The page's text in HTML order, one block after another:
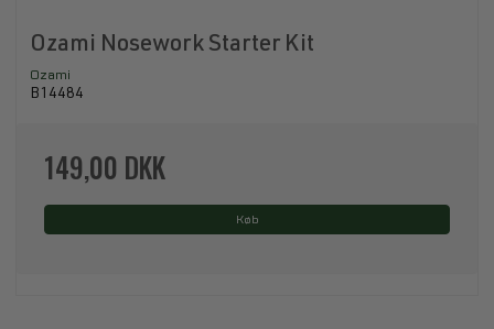
Ozami Nosework Starter Kit
Ozami
B14484
149,00 DKK
Køb